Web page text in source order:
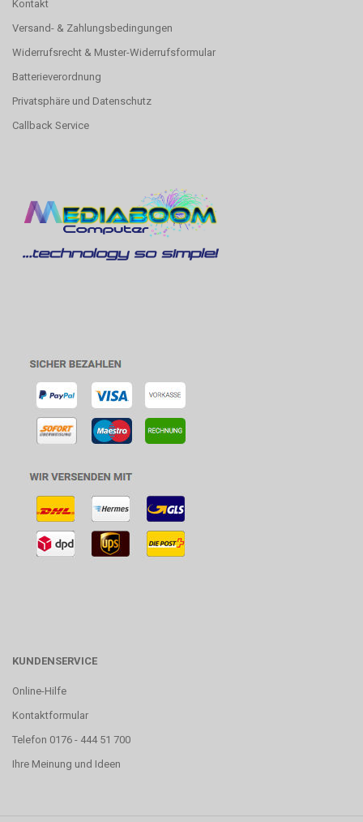
Kontakt
Versand- & Zahlungsbedingungen
Widerrufsrecht & Muster-Widerrufsformular
Batterieverordnung
Privatsphäre und Datenschutz
Callback Service
KUNDENSERVICE
Online-Hilfe
Kontaktformular
Telefon 0176 - 444 51 700
Ihre Meinung und Ideen